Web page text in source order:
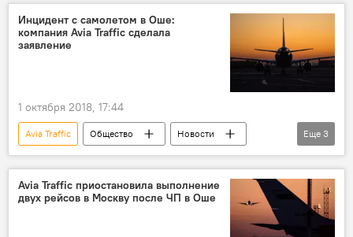
задержка
Инцидент с самолетом в Оше:
компания Avia Traffic сделала
заявление
1 октября 2018, 17:44
Avia Traffic Общество
Новости
Кыргызстан
самолет инцидент
Еще 3
Avia Traffic приостановила выполнение
двух рейсов в Москву после ЧП в Оше